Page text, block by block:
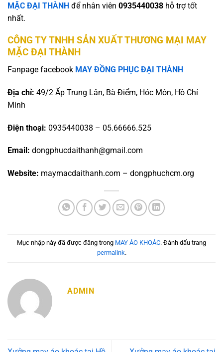
MẶC ĐẠI THÀNH để nhân viên 0935440038 hỗ trợ tốt
nhất.
CÔNG TY TNHH SẢN XUẤT THƯƠNG MẠI MAY
MẶC ĐẠI THÀNH
Fanpage facebook MAY ĐỒNG PHỤC ĐẠI THÀNH
Địa chỉ: 49/2 Ấp Trung Lân, Bà Điểm, Hóc Môn, Hồ Chí
Minh
Điện thoại: 0935440038 – 05.66666.525
Email: dongphucdaithanh@gmail.com
Website: maymacdaithanh.com – dongphuchcm.org
Mục nhập này đã được đăng trong MAY ÁO KHOÁC. Đánh dấu trang
permalink.
ADMIN